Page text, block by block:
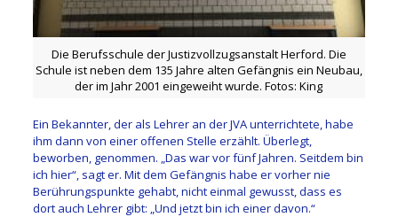
Die Berufsschule der Justizvollzugsanstalt Herford. Die
Schule ist neben dem 135 Jahre alten Gefängnis ein Neubau,
der im Jahr 2001 eingeweiht wurde. Fotos: King
Ein Bekannter, der als Lehrer an der JVA unterrichtete, habe
ihm dann von einer offenen Stelle erzählt. Überlegt,
beworben, genommen. „Das war vor fünf Jahren. Seitdem bin
ich hier“, sagt er. Mit dem Gefängnis habe er vorher nie
Berührungspunkte gehabt, nicht einmal gewusst, dass es
dort auch Lehrer gibt: „Und jetzt bin ich einer davon.“